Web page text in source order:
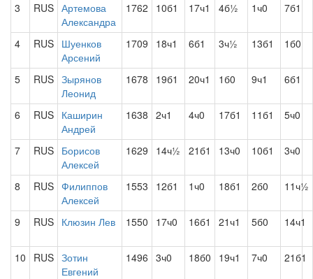
3 RUS Артемова
Александра
1762 10б1 17ч1 4б½ 1ч0 7б1
4 RUS Шуенков
Арсений
1709 18ч1 6б1 3ч½ 13б1 1б0
5 RUS Зырянов
Леонид
1678 19б1 20ч1 1б0 9ч1 6б1
6 RUS Каширин
Андрей
1638 2ч1 4ч0 17б1 11б1 5ч0
7 RUS Борисов
Алексей
1629 14ч½ 21б1 13ч0 10б1 3ч0
8 RUS Филиппов
Алексей
1553 12б1 1ч0 18б1 2б0 11ч½
9 RUS Клюзин Лев 1550 17ч0 16б1 21ч1 5б0 14ч1
10 RUS Зотин
Евгений
1496 3ч0 18б0 19ч1 7ч0 21б1